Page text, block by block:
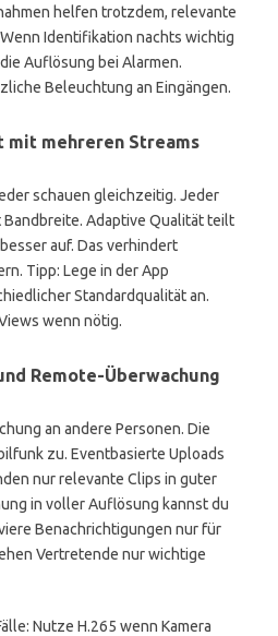
helfen trotzdem, relevante
Identifikation nachts wichtig
Auflösung bei Alarmen.
Beleuchtung an Eingängen.
mit mehreren Streams
schauen gleichzeitig. Jeder
Adaptive Qualität teilt
auf. Das verhindert
Tipp: Lege in der App
Standardqualität an.
wenn nötig.
Remote-Überwachung
an andere Personen. Die
zu. Eventbasierte Uploads
nur relevante Clips in guter
in voller Auflösung kannst du
Benachrichtigungen nur für
Vertretende nur wichtige
Nutze H.265 wenn Kamera